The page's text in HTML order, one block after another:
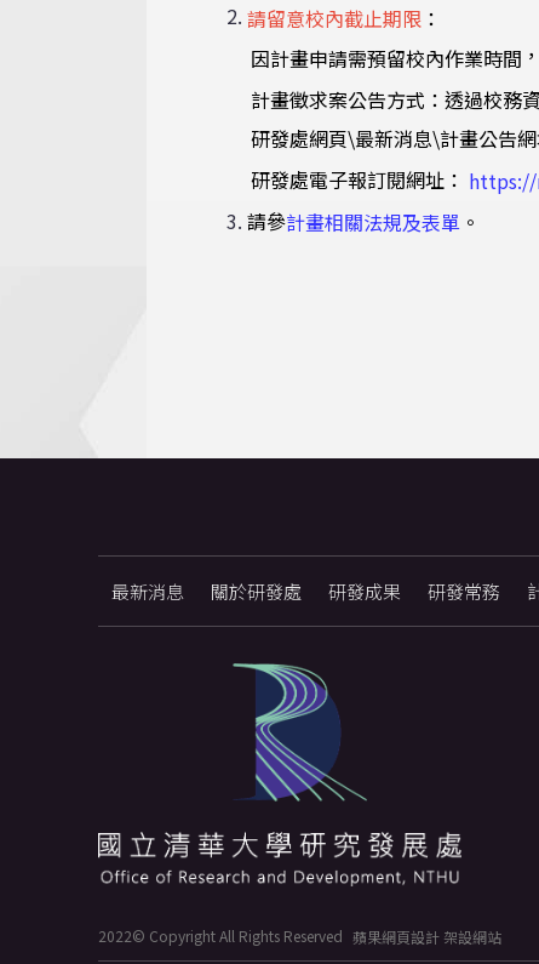
2. 請留意校內截止期限 ：
因計畫申請需預留校內作業時間 ，
計畫徵求案公告方式：透過校務
研發處網頁\最新消息\計畫公告網
研發處電子報訂閱網址： https://
3. 請參計畫相關法規及表單 。
最新消息 關於研發處 研發成果 研發常務
2022© Copyright All Rights Reserved 蘋果網頁設計 架設網站